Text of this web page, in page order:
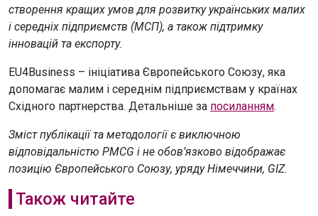
створення кращих умов для розвитку українських малих
і середніх підприємств (МСП), а також підтримку
інновацій та експорту.
EU4Business – ініціатива Європейського Союзу, яка
допомагає малим і середнім підприємствам у країнах
Східного партнерства. Детальніше за посиланням.
Зміст публікації та методології є виключною
відповідальністю PMCG і не обов’язково відображає
позицію Європейського Союзу, уряду Німеччини, GIZ.
Також читайте